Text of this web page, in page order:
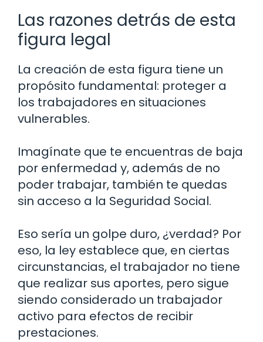
Las razones detrás de esta
figura legal
La creación de esta figura tiene un
propósito fundamental: proteger a
los trabajadores en situaciones
vulnerables.
Imagínate que te encuentras de baja
por enfermedad y, además de no
poder trabajar, también te quedas
sin acceso a la Seguridad Social.
Eso sería un golpe duro, ¿verdad? Por
eso, la ley establece que, en ciertas
circunstancias, el trabajador no tiene
que realizar sus aportes, pero sigue
siendo considerado un trabajador
activo para efectos de recibir
prestaciones.